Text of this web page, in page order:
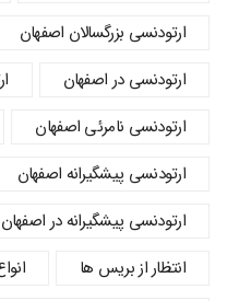
ارتودنسی بزرگسالان اصفهان
ارتودنسی در اصفهان
ارتودنسی نامرئی اصفهان
ارتودنسی پیشگیرانه اصفهان
ارتودنسی پیشگیرانه در اصفهان
انتظار از بریس ها